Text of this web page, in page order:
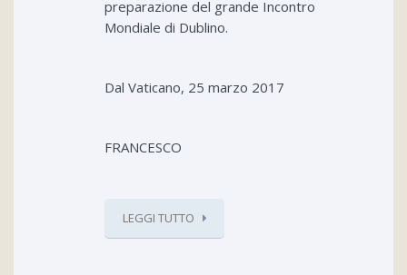
preparazione del grande Incontro
Mondiale di Dublino.
Dal Vaticano, 25 marzo 2017
FRANCESCO
LEGGI TUTTO